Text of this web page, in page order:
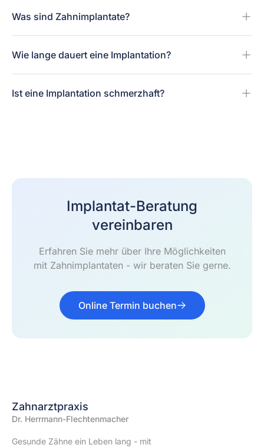
Was sind Zahnimplantate?
Wie lange dauert eine Implantation?
Ist eine Implantation schmerzhaft?
Implantat-Beratung
vereinbaren
Erfahren Sie mehr über Ihre Möglichkeiten
mit Zahnimplantaten - wir beraten Sie gerne.
Online Termin buchen
Zahnarztpraxis
Dr. Herrmann-Flechtenmacher
Gesunde Zähne ein Leben lang - mit